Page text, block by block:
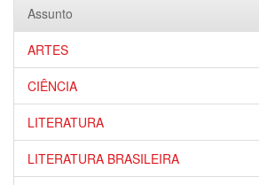
Assunto
ARTES
CIÊNCIA
LITERATURA
LITERATURA BRASILEIRA